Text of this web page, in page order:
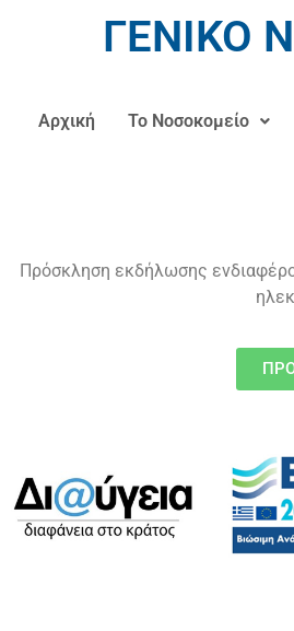
ΓΕΝΙΚΟ
Αρχική Το Νοσοκομείο
Πρόσκληση εκδήλωσης